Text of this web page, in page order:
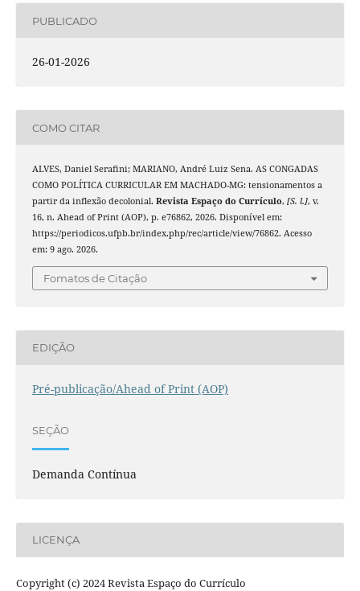
PUBLICADO
26-01-2026
COMO CITAR
ALVES, Daniel Serafini; MARIANO, André Luiz Sena. AS CONGADAS
COMO POLÍTICA CURRICULAR EM MACHADO-MG: tensionamentos a
partir da inflexão decolonial. Revista Espaço do Currículo, [S. l.], v.
16, n. Ahead of Print (AOP), p. e76862, 2026. Disponível em:
https://periodicos.ufpb.br/index.php/rec/article/view/76862. Acesso
em: 9 ago. 2026.
Fomatos de Citação
EDIÇÃO
Pré-publicação/Ahead of Print (AOP)
SEÇÃO
Demanda Contínua
LICENÇA
Copyright (c) 2024 Revista Espaço do Currículo